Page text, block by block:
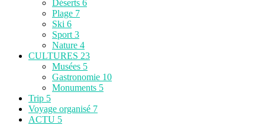
Déserts 6
Plage 7
Ski 6
Sport 3
Nature 4
CULTURES 23
Musées 5
Gastronomie 10
Monuments 5
Trip 5
Voyage organisé 7
ACTU 5